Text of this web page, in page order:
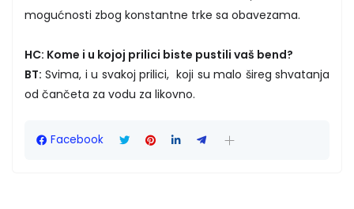
mogućnosti zbog konstantne trke sa obavezama.
HC: Kome i u kojoj prilici biste pustili vaš bend?
BT: Svima, i u svakoj prilici, koji su malo šireg shvatanja
od čančeta za vodu za likovno.
Facebook